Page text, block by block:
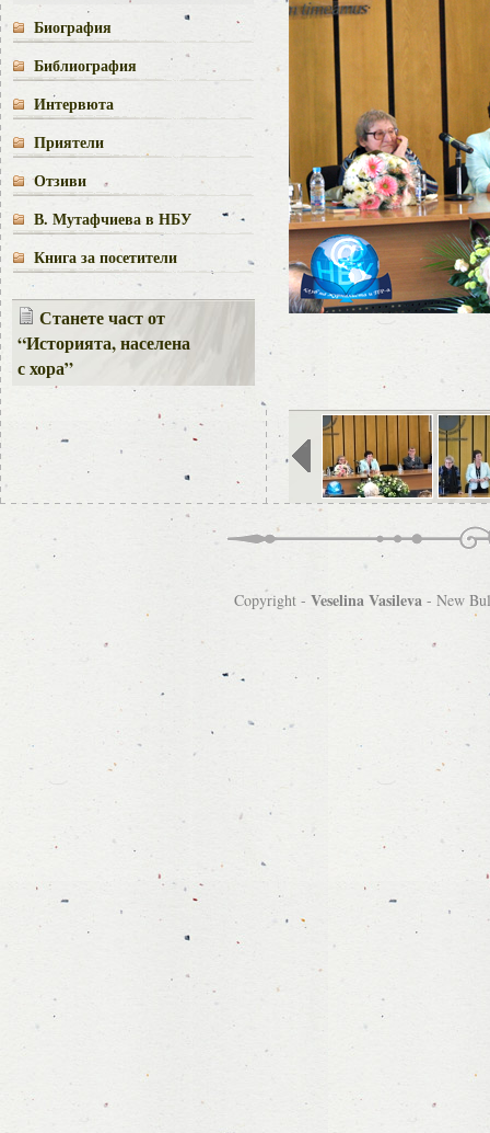
Биография
Библиография
Интервюта
Приятели
Отзиви
В. Мутафчиева в НБУ
Книга за посетители
Станете част от
“Историята, населена
с хора”
Copyright - Veselina Vasileva- New